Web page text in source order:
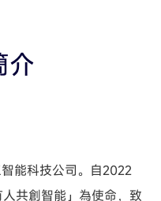
介
能科技公司。自2022
共創智能」為使命，致